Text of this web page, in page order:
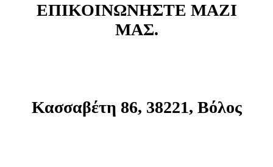
ΕΠΙΚΟΙΝΩΝΗΣΤΕ ΜΑΖΙ
ΜΑΣ.
Κασσαβέτη 86, 38221, Βόλος